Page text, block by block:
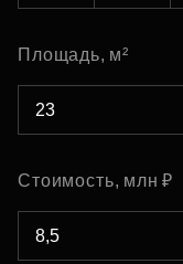
Площадь, м²
Стоимость, млн ₽